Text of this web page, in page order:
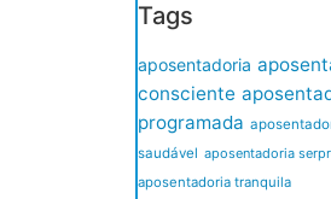
Tags
aposentadoria
consciente
programada
saudável aposentadoria
aposentadoria tranquila